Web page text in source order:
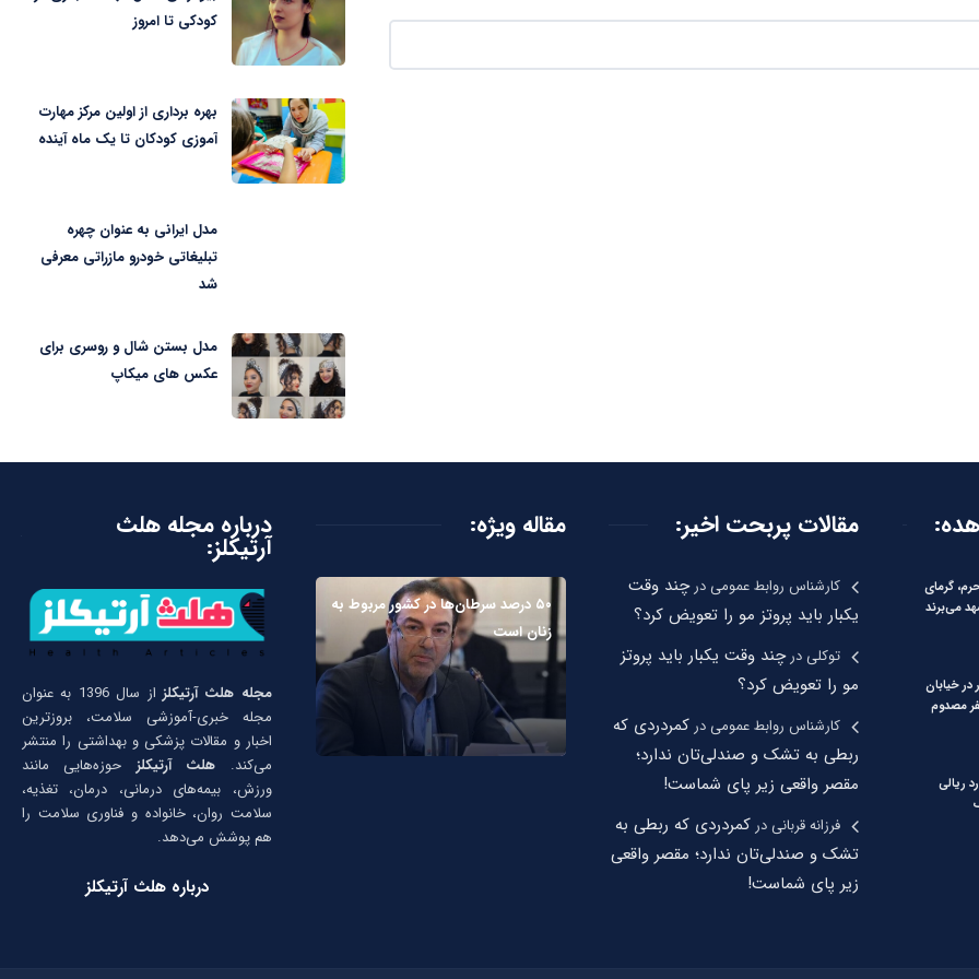
کودکی تا امروز
بهره برداری از اولین مرکز مهارت
آموزی کودکان تا یک ماه آینده
مدل ایرانی به عنوان چهره
تبلیغاتی خودرو مازراتی معرفی
شد
مدل بستن شال و روسری برای
عکس های میکاپ
گرمای
می‌برند
خیابان
قصیر؛ ۹ نفر مصدوم
ریالی
مقالات پربحت اخیر:
کارشناس روابط عمومیدرچند وقت
یکبار باید پروتز مو را تعویض کرد؟
توکلیدرچند وقت یکبار باید پروتز
مو را تعویض کرد؟
کارشناس روابط عمومیدر کمردردی که
ربطی به تشک و صندلی‌تان ندارد؛
مقصر واقعی زیر پای شماست!
فرزانه قربانیدر کمردردی که ربطی به
تشک و صندلی‌تان ندارد؛ مقصر واقعی
زیر پای شماست!
مقاله ویژه:
۵۰ درصد سرطان‌ها در کشور مربوط به
زنان است
درباره مجله هلث
آرتیکلز:
مجله هلث آرتیکلز
از سال 1396 به عنوان
مجله خبری-آموزشی سلامت، بروزترین
اخبار و مقالات پزشکی و بهداشتی را منتشر
می‌کند. هلث آرتیکلز حوزه‌هایی مانند
ورزش، بیمه‌های درمانی، درمان، تغذیه،
سلامت روان، خانواده و فناوری سلامت را
هم پوشش می‌دهد.
درباره هلث آرتیکلز